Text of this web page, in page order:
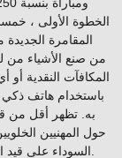
الخطوة الأولى ،
من صنع الأشياء من
المكافآت النقدية
به. تظهر أقل من
حول المهنيين